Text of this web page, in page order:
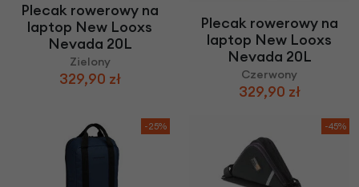
Plecak rowerowy na
laptop New Looxs
Nevada 20L
Zielony
329,90 zł
Plecak rowerowy na
laptop New Looxs
Nevada 20L
Czerwony
329,90 zł
-25% -45%